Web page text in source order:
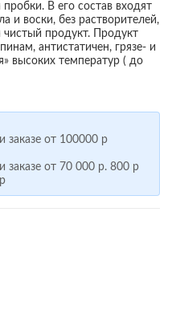
В его состав входят
и воски, без растворителей,
чистый продукт. Продукт
антистатичен, грязе- и
высоких температур ( до
от 100000 р
от 70 000 р. 800 р